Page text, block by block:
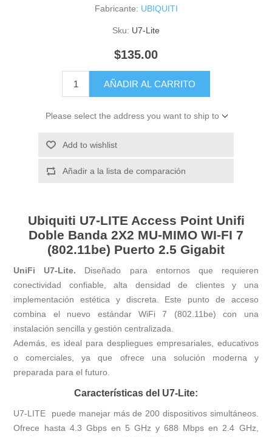
Fabricante: UBIQUITI
Sku: U7-Lite
$135.00
AÑADIR AL CARRITO
Please select the address you want to ship to
Add to wishlist
Añadir a la lista de comparación
Ubiquiti U7-LITE Access Point Unifi
Doble Banda 2X2 MU-MIMO WI-FI 7
(802.11be) Puerto 2.5 Gigabit
UniFi U7-Lite. Diseñado para entornos que requieren
conectividad confiable, alta densidad de clientes y una
implementación estética y discreta. Este punto de acceso
combina el nuevo estándar WiFi 7 (802.11be) con una
instalación sencilla y gestión centralizada.
Además, es ideal para despliegues empresariales, educativos
o comerciales, ya que ofrece una solución moderna y
preparada para el futuro.
Características del U7-Lite:
U7-LITE puede manejar más de 200 dispositivos simultáneos.
Ofrece hasta 4.3 Gbps en 5 GHz y 688 Mbps en 2.4 GHz,